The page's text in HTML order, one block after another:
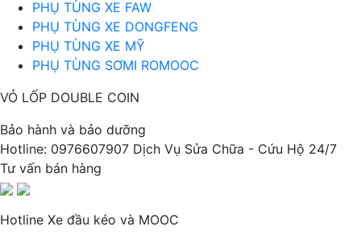
PHỤ TÙNG XE FAW
PHỤ TÙNG XE DONGFENG
PHỤ TÙNG XE MỸ
PHỤ TÙNG SƠMI ROMOOC
VỎ LỐP DOUBLE COIN
Bảo hành và bảo dưỡng
Hotline: 0976607907 Dịch Vụ Sửa Chữa - Cứu Hộ 24/7
Tư vấn bán hàng
Hotline Xe đầu kéo và MOOC